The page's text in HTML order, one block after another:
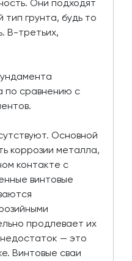
Они подходят
грунта, будь то
В-третьих,
по сравнению с
Основной
коррозии металла,
контакте с
винтовые
продлевает их
— это
Винтовые сваи